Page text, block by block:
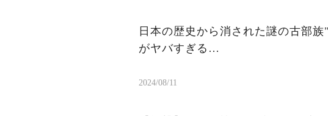
日本の歴史から消された謎の古部
がヤバすぎる…
2024/08/11